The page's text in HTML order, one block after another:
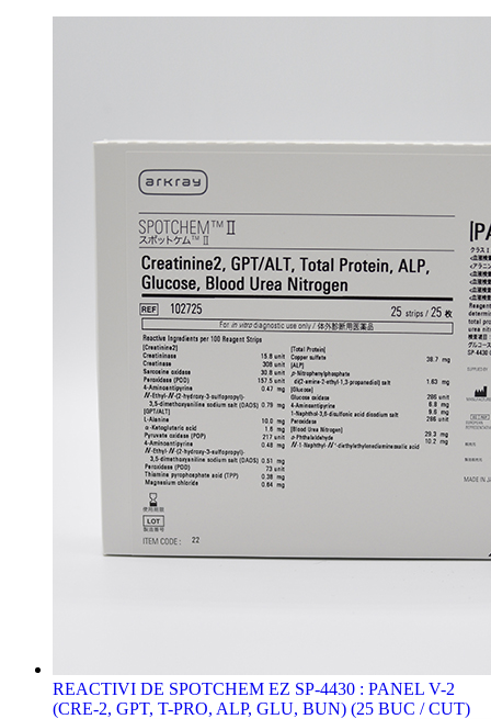
REACTIVI DE SPOTCHEM EZ SP-4430 : PANEL V-2
(CRE-2, GPT, T-PRO, ALP, GLU, BUN) (25 BUC / CUT)